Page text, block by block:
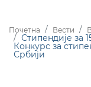
Почетна Вести
Стипендије за
Конкурс за
Србији